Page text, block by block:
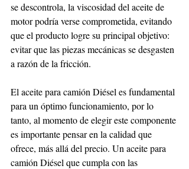
se descontrola, la viscosidad del aceite de
motor podría verse comprometida, evitando
que el producto logre su principal objetivo:
evitar que las piezas mecánicas se desgasten
a razón de la fricción.
El aceite para camión Diésel es fundamental
para un óptimo funcionamiento, por lo
tanto, al momento de elegir este componente
es importante pensar en la calidad que
ofrece, más allá del precio. Un aceite para
camión Diésel que cumpla con las